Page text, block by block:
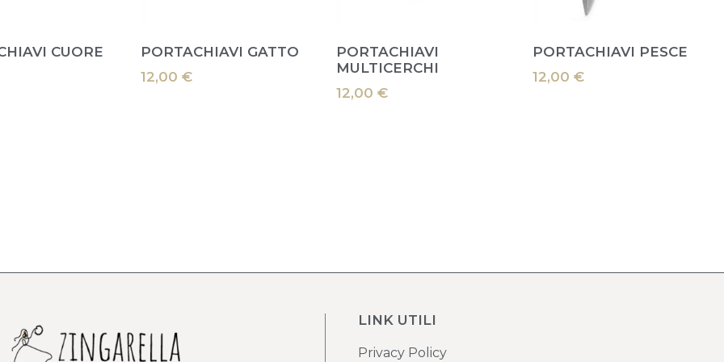
CUORE
PORTACHIAVI GATTO
12,00 €
PORTACHIAVI
MULTICERCHI
12,00€
PORTACHIAVI PESCE
12,00 €
LINK UTILI
Privacy Policy